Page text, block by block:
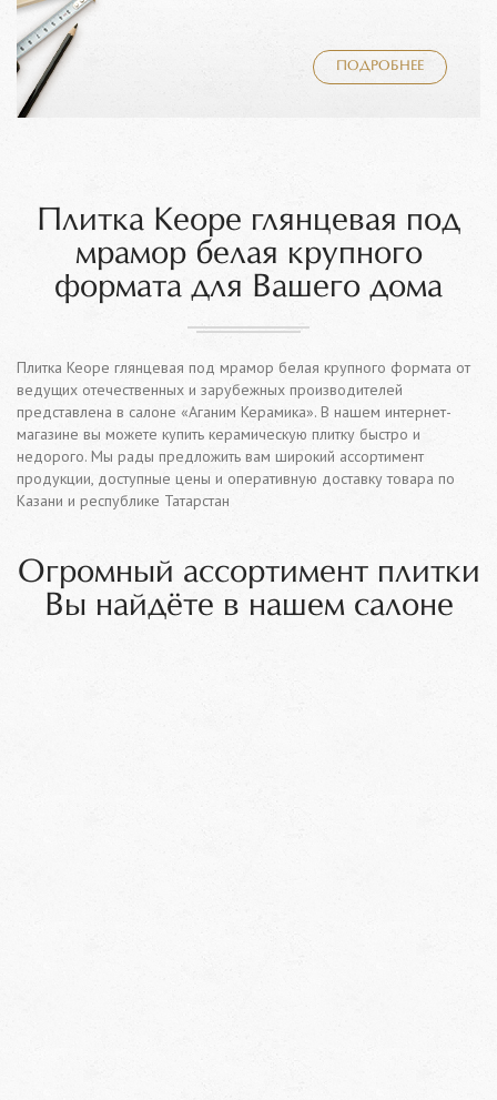
ПОДРОБНЕЕ
Плитка Keope глянцевая под
мрамор белая крупного
формата для Вашего дома
Плитка Keope глянцевая под мрамор белая крупного формата от
ведущих отечественных и зарубежных производителей
представлена в салоне «Аганим Керамика». В нашем интернет-
магазине вы можете купить керамическую плитку быстро и
недорого. Мы рады предложить вам широкий ассортимент
продукции, доступные цены и оперативную доставку товара по
Казани и республике Татарстан
Огромный ассортимент плитки
Вы найдёте в нашем салоне